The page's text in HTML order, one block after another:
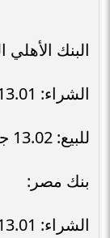
البنك
الشراء: 13.01 جنيه
للبيع: 13.02 جنيه
بنك مصر:
الشراء: 13.01 جنيه